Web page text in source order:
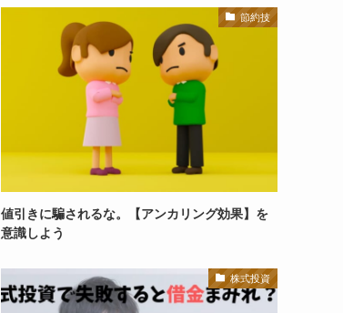
節約技
値引きに騙されるな。【アンカリング効果】を
意識しよう
株式投資